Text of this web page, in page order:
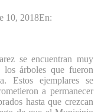
10, 2018En:
se encuentran muy
árboles que fueron
Estos ejemplares se
a permanecer
hasta que crezcan